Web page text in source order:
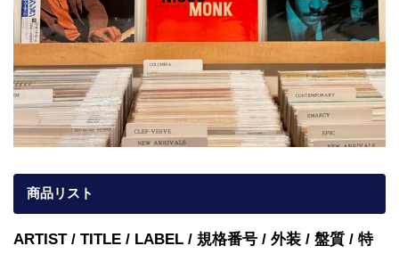
商品リスト
ARTIST / TITLE / LABEL / 規格番号 / 外装 / 盤質 / 特